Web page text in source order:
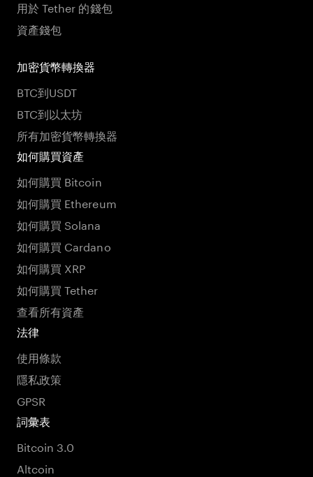
用於 Tether 的錢包
資產錢包
加密貨幣轉換器
BTC到USDT
BTC到以太坊
所有加密貨幣轉換器
如何購買資產
如何購買 Bitcoin
如何購買 Ethereum
如何購買 Solana
如何購買 Cardano
如何購買 XRP
如何購買 Tether
查看所有資產
法律
使用條款
隱私政策
GPSR
詞彙表
Bitcoin 3.0
Altcoin